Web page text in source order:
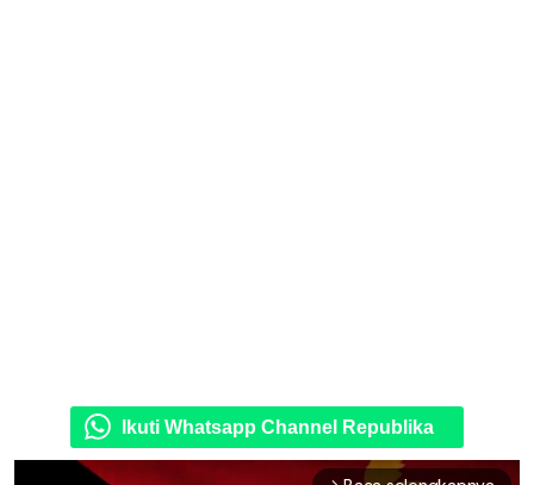
Ikuti Whatsapp Channel Republika